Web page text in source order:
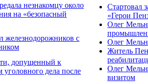
незнакомцу около
на «безопасный
железнодорожников с
допущенный к
уголовного дела после
Стартовал
«Герои
Олег
Олег
Житель
Олег
визитом